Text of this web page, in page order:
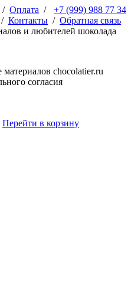
+7 (999) 988 77 34
/ Оплата /
/ Контакты / Обратная связь
и любителей шоколада
chocolatier.ru
согласия
Перейти в корзину